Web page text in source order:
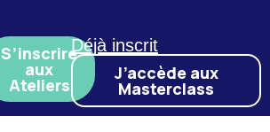
S’inscrire
aux
Ateliers
Déjà inscrit
J’accède aux
Masterclass